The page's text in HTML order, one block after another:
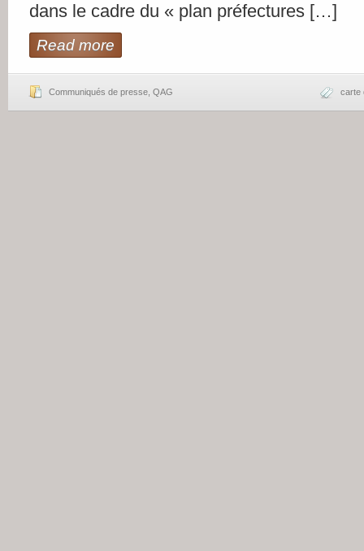
dans le cadre du « plan préfectures […]
Read more
Communiqués de presse QAG carte